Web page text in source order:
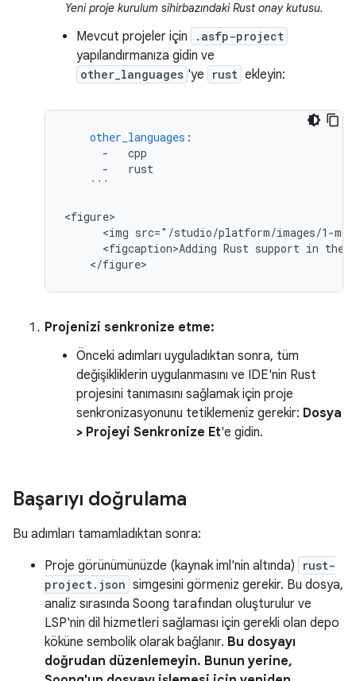
Yeni proje kurulum sihirbazındaki Rust onay kutusu.
Mevcut projeler için .asfp-project
yapılandırmanıza gidin ve
other_languages 'ye rust ekleyin:
other_languages :
-
cpp
-
rust
```
<figure
<img src="/studio/platform/images/1-
<figcaption>Adding Rust support in the
</figure
Projenizi senkronize etme:
Önceki adımları uyguladıktan sonra, tüm
değişikliklerin uygulanmasını ve IDE'nin Rust
projesini tanımasını sağlamak için proje
senkronizasyonunu tetiklemeniz gerekir: Dosya
> Projeyi Senkronize Et'e gidin.
Başarıyı doğrulama
Bu adımları tamamladıktan sonra:
Proje görünümünüzde (kaynak iml'nin altında)
rust-
project.json simgesini görmeniz gerekir. Bu dosya,
analiz sırasında Soong tarafından oluşturulur ve
LSP'nin dil hizmetleri sağlaması için gerekli olan depo
köküne sembolik olarak bağlanır. Bu dosyayı
doğrudan düzenlemeyin. Bunun yerine,